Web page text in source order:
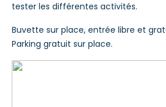
tester les différentes activités.
Buvette sur place, entrée libre et
Parking gratuit sur place.